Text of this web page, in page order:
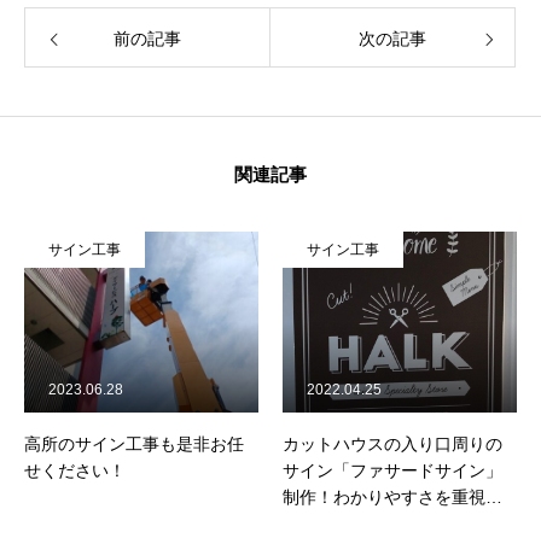
前の記事 次の記事
関連記事
サイン工事
高所のサイン工事も是非お任
せください！
2023.06.28
サイン工事
カットハウスの入り口周りの
サイン「ファサードサイン」
制作！わかりやすさを重視し
2022.04.25